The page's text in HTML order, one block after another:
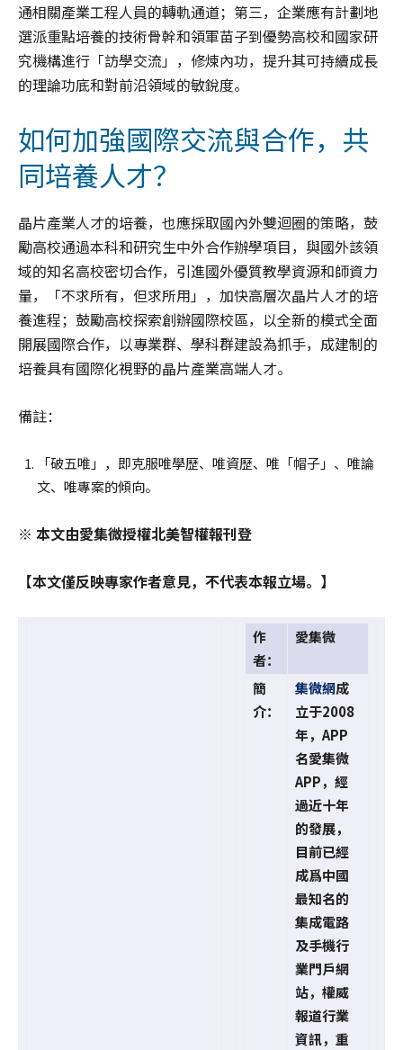
通相關產業工程人員的轉軌通道；第三，企業應有計劃地
選派重點培養的技術骨幹和領軍苗子到優勢高校和國家研
究機構進行「訪學交流」，修煉內功，提升其可持續成長
的理論功底和對前沿領域的敏銳度。
如何加強國際交流與合作，共
同培養人才？
晶片產業人才的培養，也應採取國內外雙迴圈的策略，鼓
勵高校通過本科和研究生中外合作辦學項目，與國外該領
域的知名高校密切合作，引進國外優質教學資源和師資力
量，「不求所有，但求所用」，加快高層次晶片人才的培
養進程；鼓勵高校探索創辦國際校區，以全新的模式全面
開展國際合作，以專業群、學科群建設為抓手，成建制的
培養具有國際化視野的晶片產業高端人才。
備註：
「破五唯」，即克服唯學歷、唯資歷、唯「帽子」、唯論
文、唯專案的傾向。
※ 本文由愛集微授權北美智權報刊登
【本文僅反映專家作者意見，不代表本報立場。】
作
者：
愛集微
簡
介：
集微網成
立于2008
年，APP
名愛集微
APP，經
過近十年
的發展，
目前已經
成爲中國
最知名的
集成電路
及手機行
業門戶網
站，權威
報道行業
資訊，重